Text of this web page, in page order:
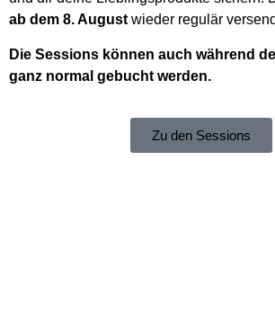
ab dem 8. August wieder regulär
Die Sessions können auch während
ganz normal gebucht werden.
Zu den Sessions